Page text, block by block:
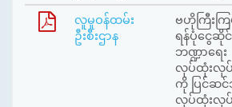
လူမှုဝန်ထမ်း
ဦးစီးဌာန
ဗဟိုကြီးက
ရန်ပုံငွေဆိုင်
ဘဏ္ဍာရေး
လုပ်ထုံးလုပ်
ကို ပြင်ဆ
လုပ်ထုံးလုပ်